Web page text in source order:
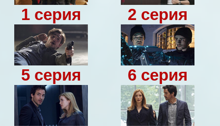
1 серия 2 серия
5 серия 6 серия